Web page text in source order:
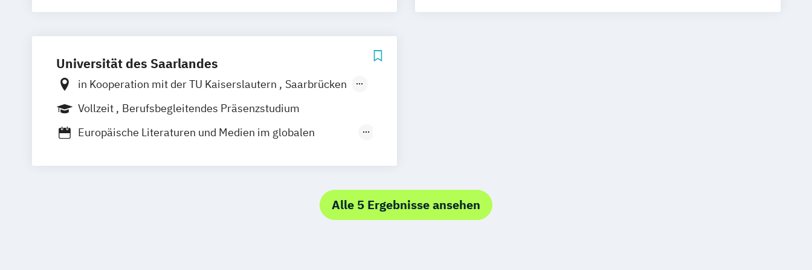
Universität des Saarlandes
in Kooperation mit der TU Kaiserslautern
Saarbrücken
Homburg
Dudweiler
Vollzeit
Berufsbegleitendes Präsenzstudium
Europäische Literaturen und Medien im globalen
Kunstgeschichte Lehramt Musik Medieninformatik
Musikwissenschaft international (Master de musique etAlle 5 Ergebnisse ansehen